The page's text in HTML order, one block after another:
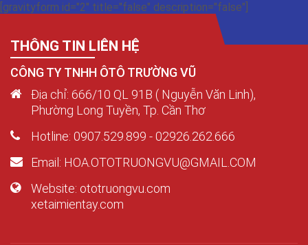
[gravityform id="2" title="false" description="false"]
THÔNG TIN LIÊN HỆ
CÔNG TY TNHH ÔTÔ TRƯỜNG VŨ
Địa chỉ: 666/10 QL 91B ( Nguyễn Văn Linh),
Phường Long Tuyền, Tp. Cần Thơ
Hotline: 0907.529.899 - 02926.262.666
Email: HOA.OTOTRUONGVU@GMAIL.COM
Website: ototruongvu.com
xetaimientay.com